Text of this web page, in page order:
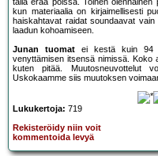
tällä erää poissa. Toinen
kun materiaalia on kirjaimellisesti
haiskahtavat raidat soundaavat
laadun kohoamiseen.
Junan tuomat ei kestä kuin 94
venyttämisen itsensä nimissä. Koko
kuten pitää. Muutosneuvottelut
Uskokaamme siis muutoksen
Lukukertoja: 719
Rekisteröidy niin voit
kommentoida levyä